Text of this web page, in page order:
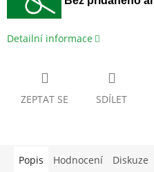
Detailní informace
ZEPTAT SE SDÍLET
Popis Hodnocení Diskuze